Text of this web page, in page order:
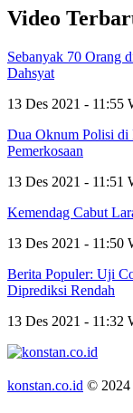
Video
Sebanyak 70 Orang
Dahsyat
13 Des 2021 - 11:55
Dua Oknum Polisi di
Pemerkosaan
13 Des 2021 - 11:51
Kemendag Cabut
13 Des 2021 - 11:50
Berita Populer: Uji
Diprediksi Rendah
13 Des 2021 - 11:32
konstan.co.id © 2024